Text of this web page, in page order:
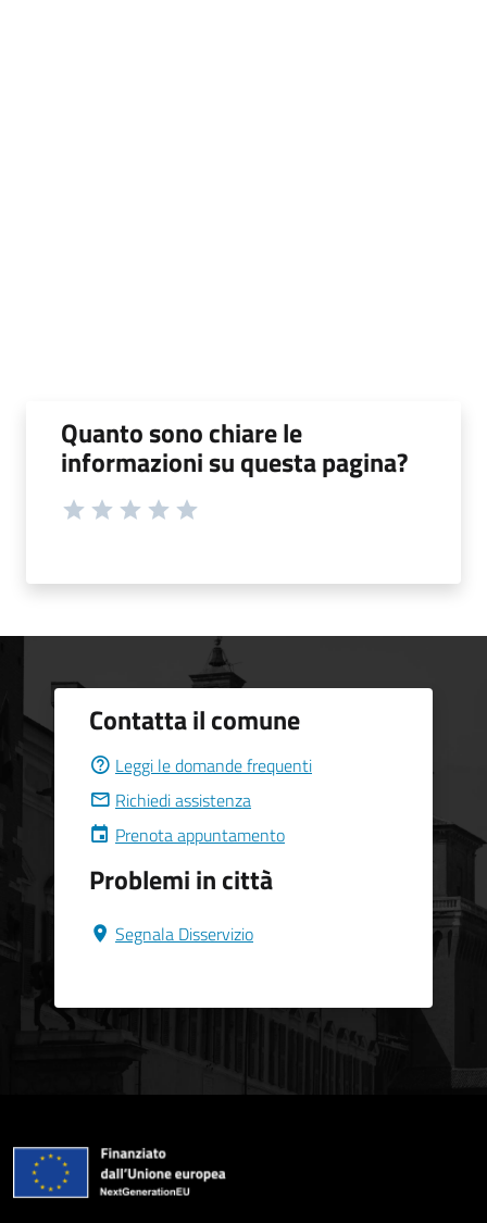
Quanto sono chiare le
informazioni su questa pagina?
Contatta il comune
Leggi le domande frequenti
Richiedi assistenza
Prenota appuntamento
Problemi in città
Segnala Disservizio